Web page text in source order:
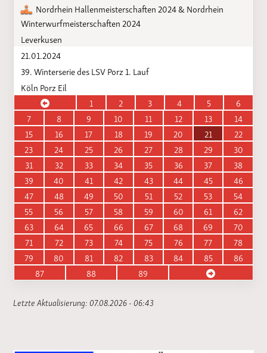
Nordrhein Hallenmeisterschaften 2024 & Nordrhein
Winterwurfmeisterschaften 2024
Leverkusen
21.01.2024
39. Winterserie des LSV Porz 1. Lauf
Köln Porz Eil
1
2 3 4 5
6
7
8 9 10 11 12 13
14
15
16 17 18 19 20 21
22
23
24 25 26 27 28 29
30
31
32 33 34 35 36 37
38
39
40 41 42 43 44 45
46
47
48 49 50 51 52 53
54
55
56 57 58 59 60 61
62
63
64 65 66 67 68 69
70
71
72 73 74 75 76 77
78
79
80 81 82 83 84 85
86
87
88 89
Letzte Aktualisierung: 07.08.2026 - 06:43